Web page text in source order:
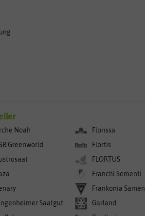
Noah
Greenworld
Saatgut
Florissa
Flortis
FLORTUS
Franchi Sementi
Frankonia Samen
Garland